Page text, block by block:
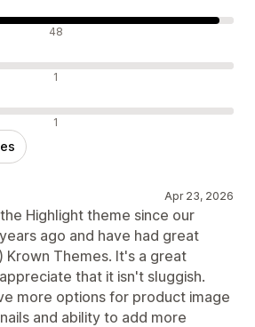
48
1
1
Apr 23, 2026
Highlight theme since our
ago and have had great
Themes. It's a great
that it isn't sluggish.
more options for product image
and ability to add more